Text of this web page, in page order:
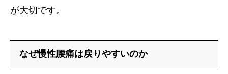
が大切です。
なぜ慢性腰痛は戻りやすいのか